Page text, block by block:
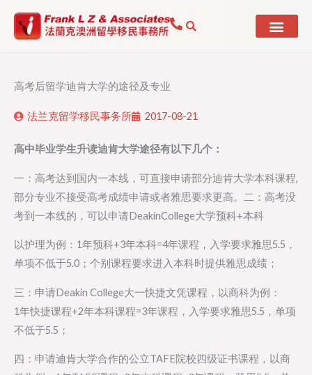
高考后留学迪肯大学的途径及专业
法兰克留学移民事务所 2017-08-21
高中毕业学生升读迪肯大学途径有以下几个：
一：高考达到国内一本线，可直接申请部分迪肯大学本科课程,
部分专业不接受高考成绩申请或者雅思要求更高。二：高考没
考到一本线的，可以申请DeakinCollege大学预科+本科
以护理为例：1年预科+3年本科=4年课程，入学要求雅思5.5，
单项不低于5.0；个别课程要求进入本科时提供雅思成绩；
三：申请Deakin College大一快捷文凭课程，以商科为例：
1年快捷课程+2年本科课程=3年课程，入学要求雅思5.5，单项
不低于5.5；
四：申请迪肯大学合作的公立TAFE院校四级证书课程，以商